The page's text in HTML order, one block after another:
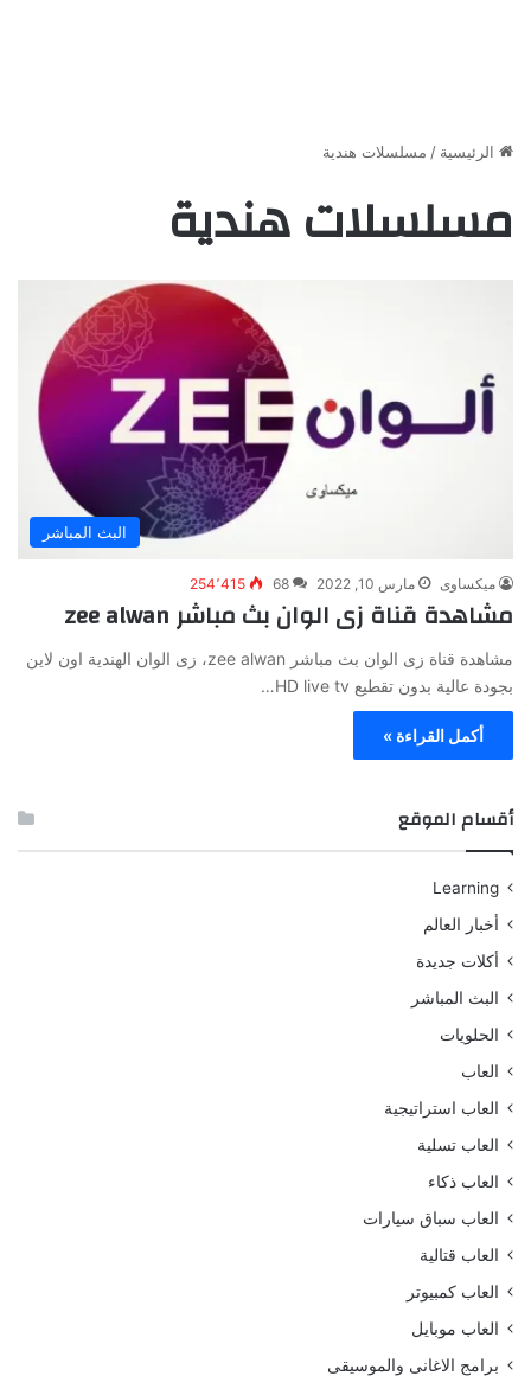
الرئيسية / مسلسلات هندية
مسلسلات هندية
البث المباشر
ميكساوى مارس 10, 2022 68 254٬415
مشاهدة قناة زى الوان بث مباشر zee alwan
مشاهدة قناة زى الوان بث مباشر zee alwan، زى الوان الهندية اون لاين
بجودة عالية بدون تقطيع HD live tv…
أكمل القراءة »
أقسام الموقع
Learning
أخبار العالم
أكلات جديدة
البث المباشر
الحلويات
العاب
العاب استراتيجية
العاب تسلية
العاب ذكاء
العاب سباق سيارات
العاب قتالية
العاب كمبيوتر
العاب موبايل
برامج الاغانى والموسيقى